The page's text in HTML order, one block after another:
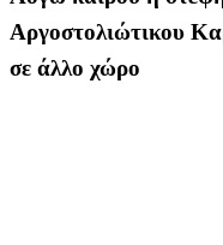
Αργοστολιώτικου
σε άλλο χώρο